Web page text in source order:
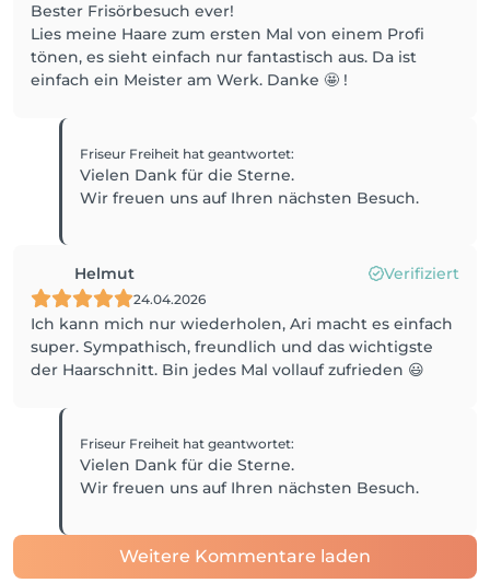
Bester Frisörbesuch ever!
Lies meine Haare zum ersten Mal von einem Profi
tönen, es sieht einfach nur fantastisch aus. Da ist
einfach ein Meister am Werk. Danke 🤩 !
Friseur Freiheit hat geantwortet:
Vielen Dank für die Sterne.
Wir freuen uns auf Ihren nächsten Besuch.
Helmut Verifiziert
24.04.2026
Ich kann mich nur wiederholen, Ari macht es einfach
super. Sympathisch, freundlich und das wichtigste
der Haarschnitt. Bin jedes Mal vollauf zufrieden 😃
Friseur Freiheit hat geantwortet:
Vielen Dank für die Sterne.
Wir freuen uns auf Ihren nächsten Besuch.
Weitere Kommentare laden